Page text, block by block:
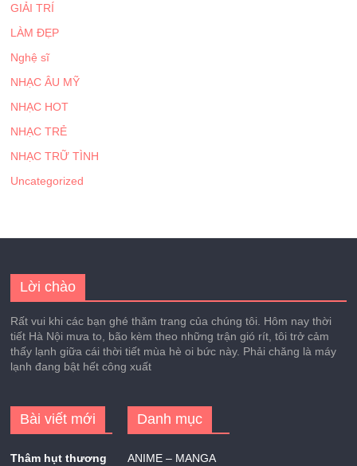
GIẢI TRÍ
LÀM ĐẸP
Nghệ sĩ
NHẠC ÂU MỸ
NHẠC HOT
NHẠC TRẺ
NHẠC TRỮ TÌNH
Uncategorized
Lời chào
Rất vui khi các bạn ghé thăm trang của chúng tôi. Hôm nay thời
tiết Hà Nội mưa to, bão kèm theo những trận gió rít, tôi trở cảm
thấy lạnh giữa cái thời tiết mùa hè oi bức này. Phải chăng là máy
lạnh đang bật hết công xuất
Bài viết mới
Thâm hụt thương
Danh mục
ANIME – MANGA